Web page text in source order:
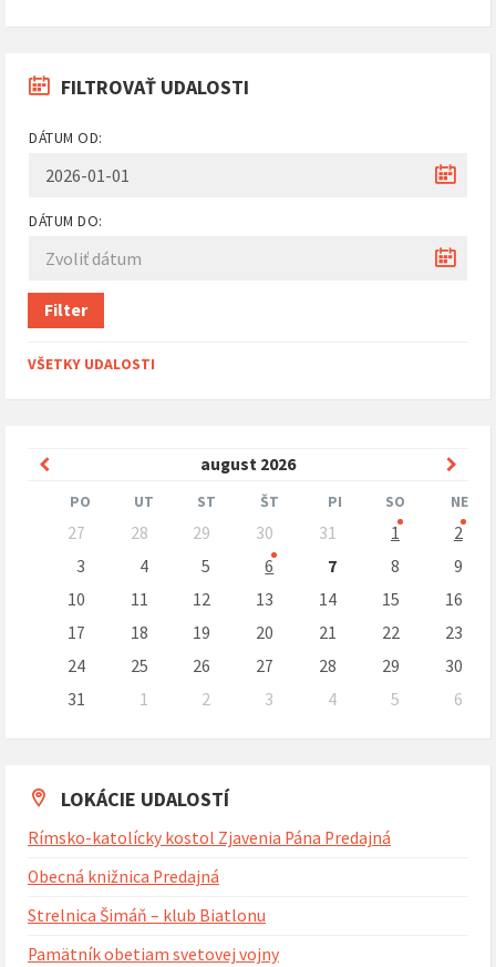
FILTROVAŤ UDALOSTI
DÁTUM OD:
DÁTUM DO:
Filter
VŠETKY UDALOSTI
august 2026
Predchádzajúci
mesiac
PO UT ST ŠT PI SO NE
Preskočit
kalendárne
27 28 29 30 31 1
2
3
4 5 6 7 8
9
10
11 12 13 14 15
16
17
18 19 20 21 22
23
24
25 26 27 28 29
30
31
1 2 3 4 5
6
na
dni
LOKÁCIE UDALOSTÍ
Rímsko-katolícky kostol Zjavenia Pána Predajná
Obecná knižnica Predajná
Strelnica Šimáň – klub Biatlonu
Pamätník obetiam svetovej vojny